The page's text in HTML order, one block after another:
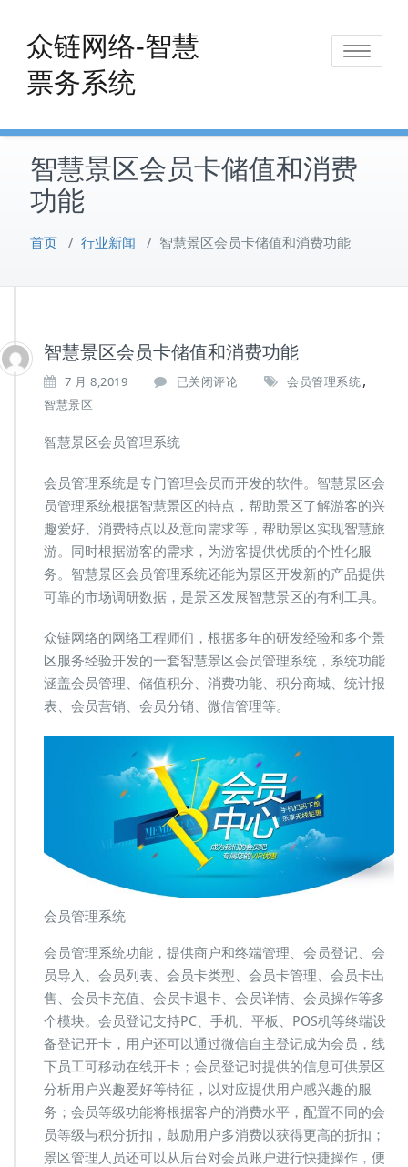
content
众链网络-智慧
票务系统
Toggle
智慧景区会员卡储值和消费
功能
首页 / 行业新闻 / 智慧景区会员卡储值和消费功能
智慧景区会员卡储值和消费功能
7 月 8,2019
智
会
卡
储
值
和
消
费
功
已关闭评论 会员管理系统,
智慧景区
智慧景区会员管理系统
会员管理系统是专门管理会员而开发的软件。智慧景区会
员管理系统根据智慧景区的特点，帮助景区了解游客的兴
趣爱好、消费特点以及意向需求等，帮助景区实现智慧旅
游。同时根据游客的需求，为游客提供优质的个性化服
务。智慧景区会员管理系统还能为景区开发新的产品提供
可靠的市场调研数据，是景区发展智慧景区的有利工具。
众链网络的网络工程师们，根据多年的研发经验和多个景
区服务经验开发的一套智慧景区会员管理系统，系统功能
涵盖会员管理、储值积分、消费功能、积分商城、统计报
表、会员营销、会员分销、微信管理等。
会员管理系统
会员管理系统功能，提供商户和终端管理、会员登记、会
员导入、会员列表、会员卡类型、会员卡管理、会员卡出
售、会员卡充值、会员卡退卡、会员详情、会员操作等多
个模块。会员登记支持PC、手机、平板、POS机等终端设
备登记开卡，用户还可以通过微信自主登记成为会员，线
下员工可移动在线开卡；会员登记时提供的信息可供景区
分析用户兴趣爱好等特征，以对应提供用户感兴趣的服
务；会员等级功能将根据客户的消费水平，配置不同的会
员等级与积分折扣，鼓励用户多消费以获得更高的折扣；
景区管理人员还可以从后台对会员账户进行快捷操作，便